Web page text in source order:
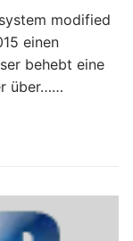
modified
einen
behebt eine
über……